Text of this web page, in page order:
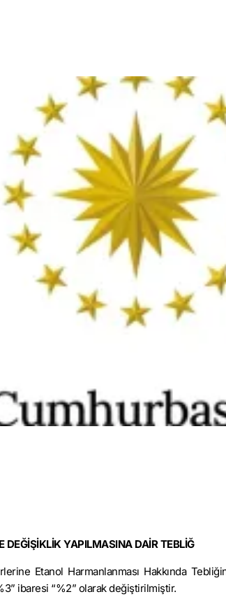
YAPILMASINA DAİR TEBLİĞ
Etanol Harmanlanması Hakkında
ibaresi “%2” olarak değiştirilmiştir.